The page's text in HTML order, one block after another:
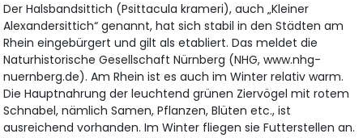
Der Halsbandsittich (Psittacula krameri), auch „Kleiner
Alexandersittich“ genannt, hat sich stabil in den Städten am
Rhein eingebürgert und gilt als etabliert. Das meldet die
Naturhistorische Gesellschaft Nürnberg (NHG, www.nhg-
nuernberg.de). Am Rhein ist es auch im Winter relativ warm.
Die Hauptnahrung der leuchtend grünen Ziervögel mit rotem
Schnabel, nämlich Samen, Pflanzen, Blüten etc., ist
ausreichend vorhanden. Im Winter fliegen sie Futterstellen an.